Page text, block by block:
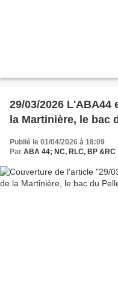
29/03/2026 L'ABA44 en balade vers le Canal de
la Martinière, le bac
Publié le 01/04/2026 à 18:09
Par ABA 44; NC, RLC, BP &RC